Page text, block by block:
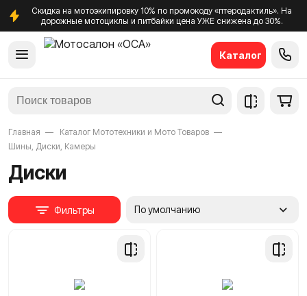
Скидка на мотоэкипировку 10% по промокоду «птеродактиль». На
дорожные мотоциклы и питбайки цена УЖЕ снижена до 30%.
Каталог
Главная
Каталог Мототехники и Мото Товаров
Шины, Диски, Камеры
Диски
Фильтры По умолчанию
Добавить